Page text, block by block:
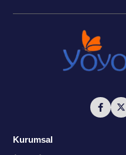
Kurumsal